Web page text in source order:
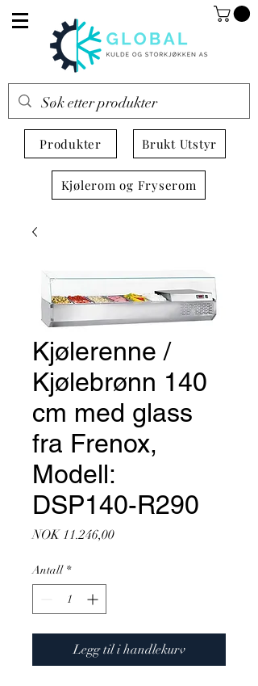
Produkter Brukt Utstyr
Kjølerom og Fryserom
Kjølerenne /
Kjølebrønn 140
cm med glass
fra Frenox,
Modell:
DSP140-R290
NOK 11.246,00Pris
Antall *
Legg til i handlekurv